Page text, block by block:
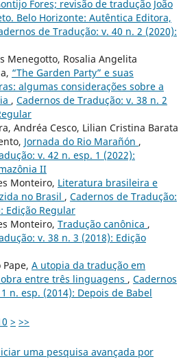
Fores; revisão de tradução João
Belo Horizonte: Autêntica Editora,
de Tradução: v. 40 n. 2 (2020):
Menegotto, Rosalia Angelita
“The Garden Party” e suas
algumas considerações sobre a
, Cadernos de Tradução: v. 38 n. 2
Andréa Cesco, Lilian Cristina Barata
Jornada do Rio Marañón ,
v. 42 n. esp. 1 (2022):
II
Monteiro, Literatura brasileira e
no Brasil , Cadernos de Tradução:
Edição Regular
Monteiro, Tradução canônica ,
v. 38 n. 3 (2018): Edição
A utopia da tradução em
entre três linguagens , Cadernos
n. esp. (2014): Depois de Babel
> >>
uma pesquisa avançada por